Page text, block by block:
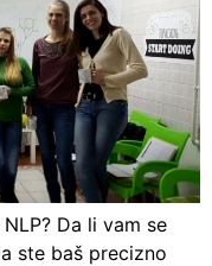
Da li vam se
ste baš precizno